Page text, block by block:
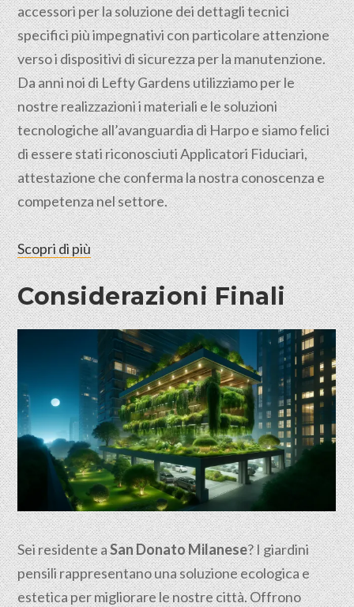
accessori per la soluzione dei dettagli tecnici
specifici più impegnativi con particolare attenzione
verso i dispositivi di sicurezza per la manutenzione.
Da anni noi di Lefty Gardens utilizziamo per le
nostre realizzazioni i materiali e le soluzioni
tecnologiche all’avanguardia di Harpo e siamo felici
di essere stati riconosciuti Applicatori Fiduciari,
attestazione che conferma la nostra conoscenza e
competenza nel settore.
Scopri di più
Considerazioni Finali
Sei residente aSan Donato Milanese? I giardini
pensili rappresentano una soluzione ecologica e
estetica per migliorare le nostre città. Offrono